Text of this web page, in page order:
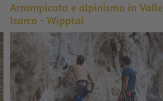
Arrampicata e alpinismo in Valle
Isarco - Wipptal